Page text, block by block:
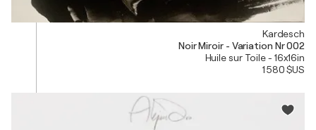
Kardesch
Noir Miroir - Variation Nr 002
Huile sur Toile - 16x16in
1 580 $US